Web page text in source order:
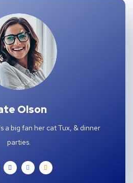
Olson
a big fan her cat Tux, & dinner
parties.